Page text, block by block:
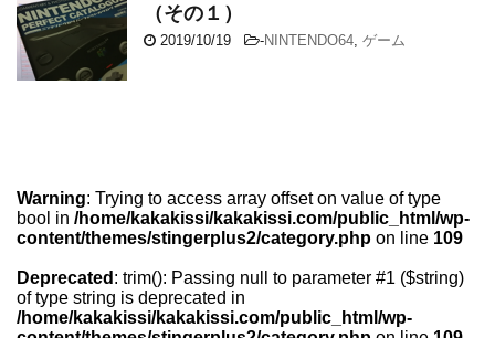
（その１）
2019/10/19 -NINTENDO64, ゲーム
Warning: Trying to access array offset on value of type
bool in /home/kakakissi/kakakissi.com/public_html/wp-
content/themes/stingerplus2/category.php on line 109
Deprecated : trim(): Passing null to parameter #1 ($string)
of type string is deprecated in
/home/kakakissi/kakakissi.com/public_html/wp-